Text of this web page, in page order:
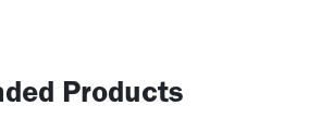
Products